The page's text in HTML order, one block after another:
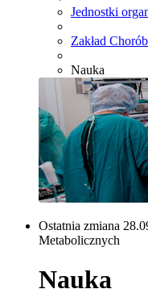
Jednostki
Zakład
Nauka
Ostatnia zmiana
Metabolicznych
Nauka